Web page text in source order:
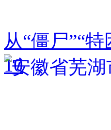
从“僵尸”“
10